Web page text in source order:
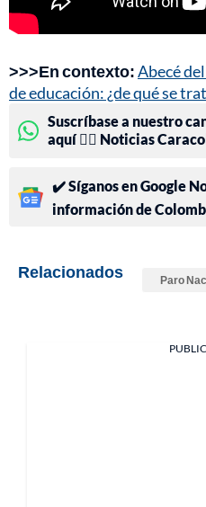
>>>En contexto:Abecé
de educación: ¿de qué se
Suscríbase a nuestro
aquí 👉🏻 Noticias Caracol
✔️ Síganos en Google
información de
Relacionados Paro